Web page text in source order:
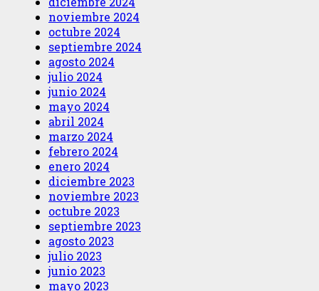
noviembre 2024
octubre 2024
septiembre 2024
agosto 2024
julio 2024
junio 2024
mayo 2024
abril 2024
marzo 2024
febrero 2024
enero 2024
diciembre 2023
noviembre 2023
octubre 2023
septiembre 2023
agosto 2023
julio 2023
junio 2023
mayo 2023